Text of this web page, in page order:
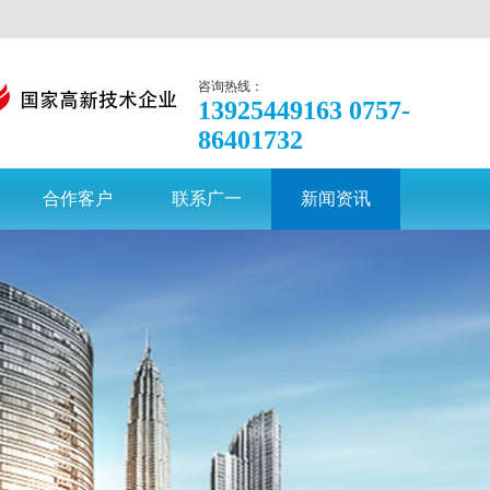
咨询热线：
13925449163 0757-
86401732
合作客户 联系广一 新闻资讯